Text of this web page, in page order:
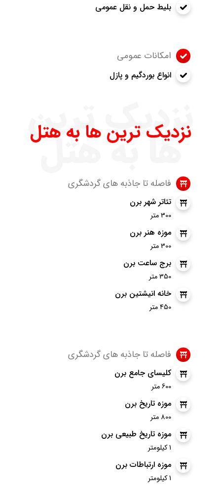
بلیط حمل و نقل عمومی
امکانات عمومی
انواع بوردگیم و پازل
نزدیک ترین
ها به هتل
نزدیک ترین ها به هتل
فاصله تا جاذبه های گردشگری
تئاتر شهر برن
300 متر
موزه هنر برن
300 متر
برج ساعت برن
350 متر
خانه انیشتین برن
450 متر
فاصله تا جاذبه های گردشگری
کلیسای جامع برن
600 متر
موزه تاریخ برن
800 متر
موزه تاریخ طبیعی برن
1 کیلومتر
موزه ارتباطات برن
1 کیلومتر